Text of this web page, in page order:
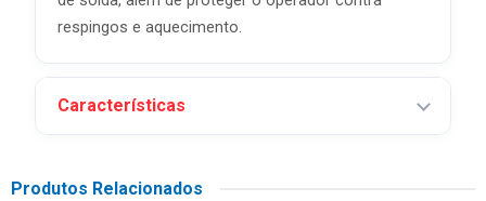
respingos e aquecimento.
Características
Produtos Relacionados